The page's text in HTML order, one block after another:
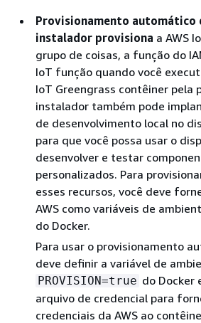
Provisionamento automático
instalador provisiona a AWS
grupo de coisas, a função do
IoT função quando você
IoT Greengrass contêiner pela
instalador também pode
de desenvolvimento local no
para que você possa usar o
desenvolver e testar
personalizados. Para
esses recursos, você deve
AWS como variáveis de
do Docker.
Para usar o provisionamento
deve definir a variável de
PROVISION=true do Docker
arquivo de credencial para
credenciais da AWS ao